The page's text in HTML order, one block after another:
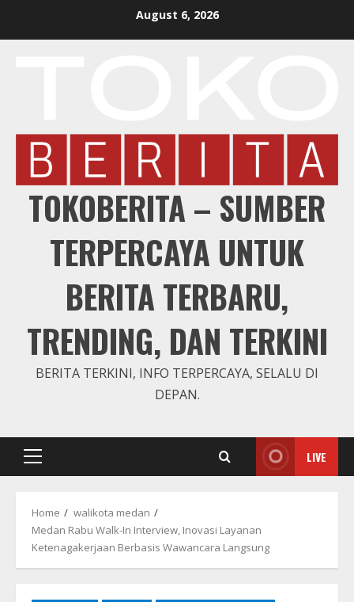
August 6, 2026
TOKOBERITA – SUMBER
TERPERCAYA UNTUK
BERITA TERBARU,
TRENDING, DAN TERKINI
BERITA TERKINI, INFO TERPERCAYA, SELALU DI
DEPAN.
Primary
LIVE
Home
walikota medan
Medan Rabu Walk-In Interview, Inovasi Layanan
Ketenagakerjaan Berbasis Wawancara Langsung